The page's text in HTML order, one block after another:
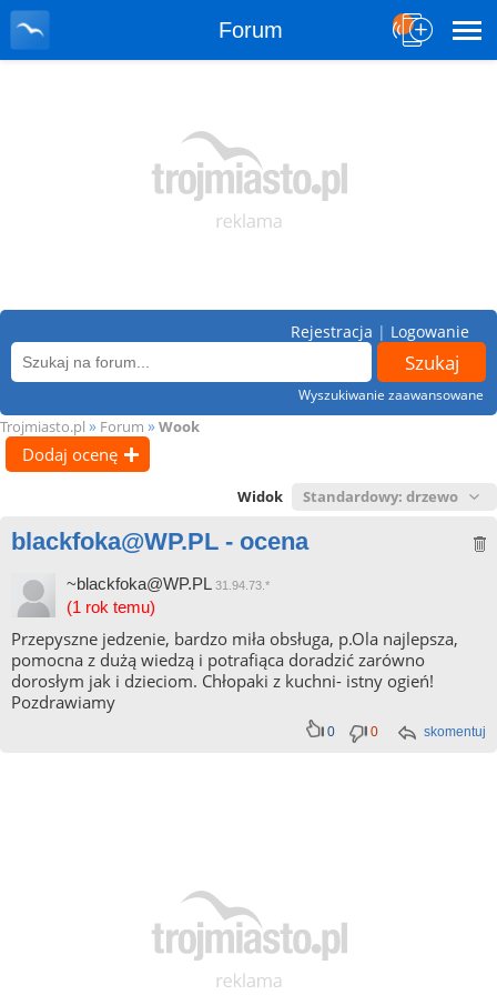
Forum
Wyszukiwanie zaawansowane
Rejestracja | Logowanie
Trojmiasto.pl » Forum » Wook
Dodaj ocenę
Widok
blackfoka@WP.PL - ocena
~blackfoka@WP.PL 31.94.73.*
(1 rok temu)
Przepyszne jedzenie, bardzo miła obsługa, p.Ola najlepsza,
pomocna z dużą wiedzą i potrafiąca doradzić zarówno
dorosłym jak i dzieciom. Chłopaki z kuchni- istny ogień!
Pozdrawiamy
skomentuj
0 0